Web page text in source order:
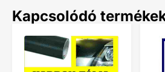
Kapcsolódó